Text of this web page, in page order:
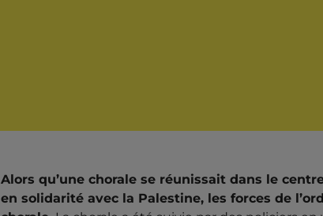
Alors qu’une chorale se réunissait dans le
en solidarité avec la Palestine, les forces de